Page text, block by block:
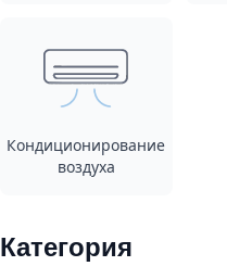
Кондиционирование
воздуха
Категория